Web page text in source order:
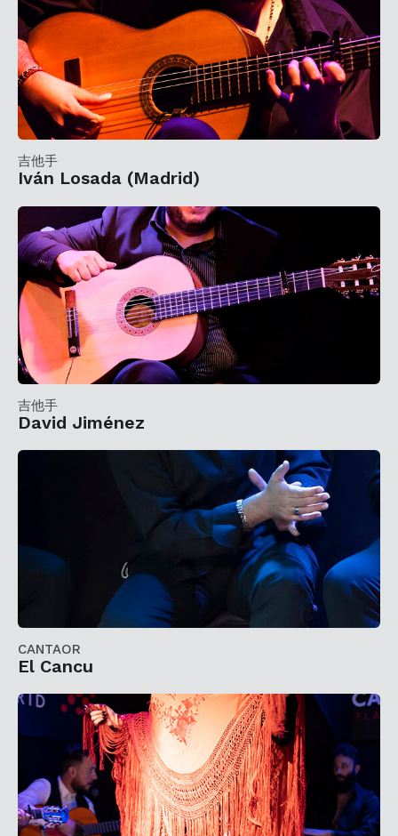
吉他手
Iván Losada (Madrid)
吉他手
David Jiménez
CANTAOR
El Cancu